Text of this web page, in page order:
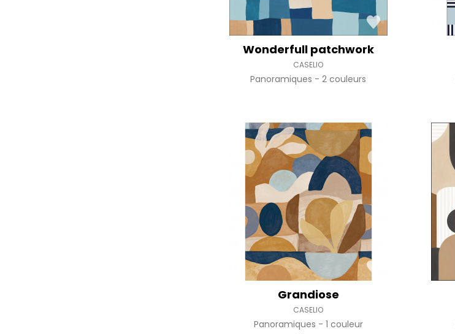
Wonderfull patchwork
CASELIO
Panoramiques 2 couleurs
Grandiose
CASELIO
Panoramiques 1 couleur